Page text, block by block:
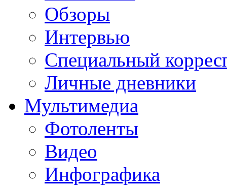
Обзоры
Интервью
Специальный
Личные дневники
Мультимедиа
Фотоленты
Видео
Инфографика